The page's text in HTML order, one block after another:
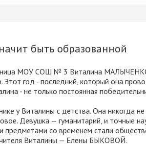
быть образованной
МОУ СОШ № 3 Виталина
год - последний, который она
- не только постоянная
у Виталины с детства. Она никогда
Девушка — гуманитарий, и точные
предметами со временем стали
Виталины — Елены БЫКОВОЙ.